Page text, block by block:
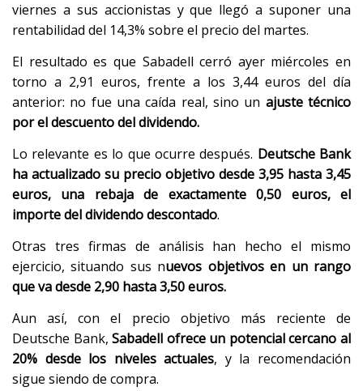
viernes a sus accionistas y que llegó a suponer una
rentabilidad del 14,3% sobre el precio del martes.
El resultado es que Sabadell cerró ayer miércoles en
torno a 2,91 euros, frente a los 3,44 euros del día
anterior: no fue una caída real, sino un ajuste técnico
por el descuento del dividendo.
Lo relevante es lo que ocurre después. Deutsche Bank
ha actualizado su precio objetivo desde 3,95 hasta 3,45
euros, una rebaja de exactamente 0,50 euros, el
importe del dividendo descontado.
Otras tres firmas de análisis han hecho el mismo
ejercicio, situando sus nuevos objetivos en un rango
que va desde 2,90 hasta 3,50 euros.
Aun así, con el precio objetivo más reciente de
Deutsche Bank,Sabadell ofrece un potencial cercano al
20% desde los niveles actuales, y la recomendación
sigue siendo de compra.